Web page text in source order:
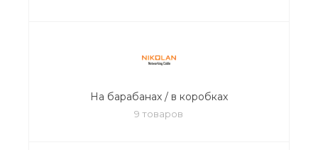
На барабанах / в коробках
9 товаров